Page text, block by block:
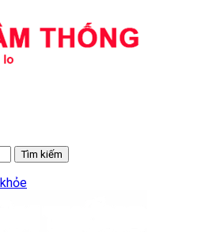
Tìm kiếm